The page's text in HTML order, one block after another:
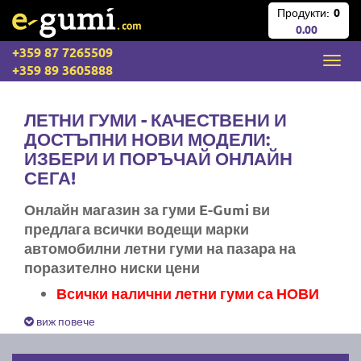
Продукти: 0
0.00
+359 87 7265509
+359 89 3605888
ЛЕТНИ ГУМИ - КАЧЕСТВЕНИ И
ДОСТЪПНИ НОВИ МОДЕЛИ:
ИЗБЕРИ И ПОРЪЧАЙ ОНЛАЙН
СЕГА!
Онлайн магазин за гуми E-Gumi ви
предлага всички водещи марки
автомобилни летни гуми на пазара на
поразително ниски цени
Всички налични летни гуми са НОВИ
Експресна доставка за цяла България
Ние не изпращаме стари гуми
виж повече